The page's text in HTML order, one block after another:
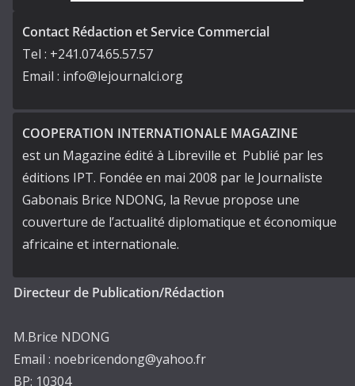
Contact Rédaction et Service Commercial
Tel : +241.074.65.57.57
Email : info@lejournalci.org
COOPERATION INTERNATIONALE MAGAZINE
est un Magazine édité à Libreville et Publié par les
éditions IPT. Fondée en mai 2008 par le Journaliste
Gabonais Brice NDONG, la Revue propose une
couverture de l’actualité diplomatique et économique
africaine et internationale.
Directeur de Publication/Rédaction
M.Brice NDONG
Email : noebricendong@yahoo.fr
BP: 10304